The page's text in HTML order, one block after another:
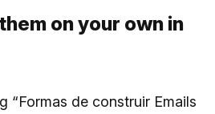
on your own in
“Formas de construir Emails